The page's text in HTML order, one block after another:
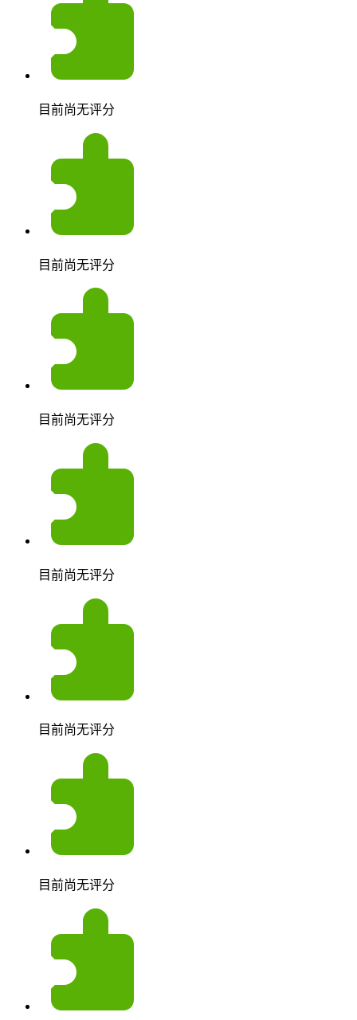
目前尚无评分
目前尚无评分
目前尚无评分
目前尚无评分
目前尚无评分
目前尚无评分